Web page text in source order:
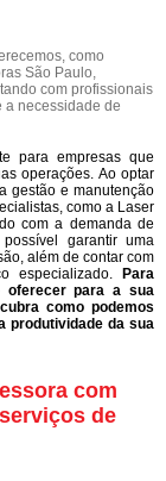
como
São Paulo,
com profissionais
a necessidade de
para empresas que
operações. Ao optar
gestão e manutenção
como a Laser
com a demanda de
garantir uma
além de contar com
especializado. Para
oferecer para a sua
como podemos
produtividade da sua
com
de